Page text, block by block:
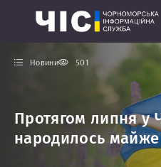
Новини 501
Протягом липня у
народилось майже